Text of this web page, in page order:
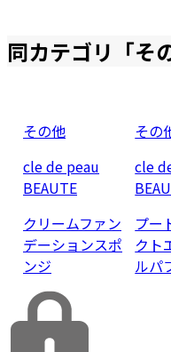
同カテゴリ「そ
その他
cle de peau
BEAUTE
クリームファン
デーションスポ
ンジ
その
cle
プー
クト
ルパ